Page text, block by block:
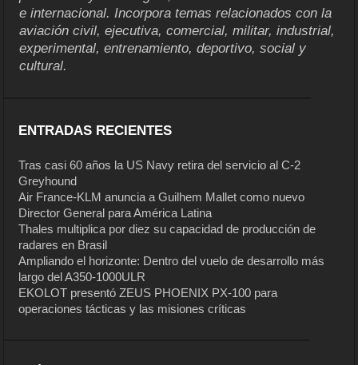
e internacional. Incorpora temas relacionados con la
aviación civil, ejecutiva, comercial, militar, industrial,
experimental, entrenamiento, deportivo, social y
cultural.
ENTRADAS RECIENTES
Tras casi 60 años la US Navy retira del servicio al C-2
Greyhound
Air France-KLM anuncia a Guilhem Mallet como nuevo
Director General para América Latina
Thales multiplica por diez su capacidad de producción de
radares en Brasil
Ampliando el horizonte: Dentro del vuelo de desarrollo más
largo del A350-1000ULR
EKOLOT presentó ZEUS PHOENIX PX-100 para
operaciones tácticas y las misiones críticas